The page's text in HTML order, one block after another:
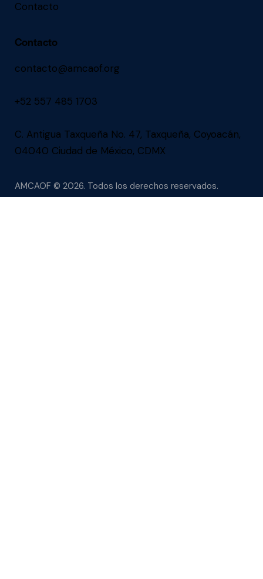
Contacto
Contacto
contacto@amcaof.org
+52 557 485 1703
C. Antigua Taxqueña No. 47, Taxqueña, Coyoacán,
04040 Ciudad de México, CDMX
AMCAOF © 2026. Todos los derechos reservados.